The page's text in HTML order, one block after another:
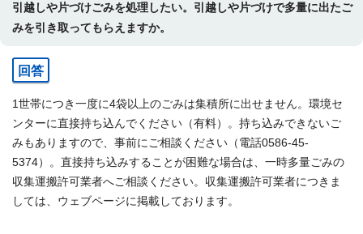
引越しや片づけごみを処理したい。引越しや片づけで多量に出たご
みを引き取ってもらえますか。
回答
1世帯につき一度に4袋以上のごみは集積所に出せません。環境セ
ンターに直接持ち込んでください（有料）。持ち込みできないご
みもありますので、事前にご相談ください（電話0586-45-
5374）。直接持ち込みすることが困難な場合は、一時多量ごみの
収集運搬許可業者へご相談ください。収集運搬許可業者につきま
しては、ウェブページに掲載しております。